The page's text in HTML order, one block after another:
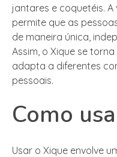
jantares e coquetéis.
permite que as
de maneira única,
Assim, o Xique se
adapta a diferentes
pessoais.
Como
Usar o Xique envolve